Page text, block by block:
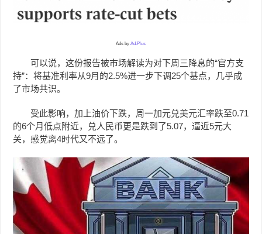
Ads byAd.Plus
可以说，这份报告被市场解读为对下周三降息的“官方支
持”：将基准利率从9月的2.5%进一步下调25个基点，几乎成
了市场共识。
受此影响，加上油价下跌，周一加元兑美元汇率跌至0.71
的6个月低点附近，兑人民币更是跌到了5.07，逼近5元大
关，感觉离4时代又不远了。